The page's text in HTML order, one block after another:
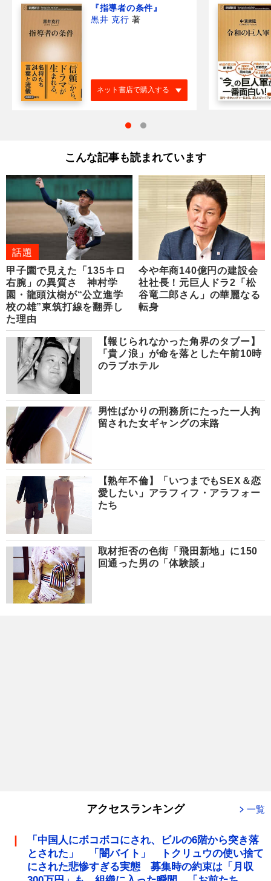
『指導者の条件』
黒井 克行 著
ネット書店で購入する
こんな記事も読まれています
話題
甲子園で見えた「135キロ
右腕」の異質さ 神村学
園・龍頭汰樹が“公立進学
校の雄”東筑打線を翻弄し
た理由
今や年商140億円の建設会
社社長！元巨人ドラ2「松
谷竜二郎さん」の華麗なる
転身
【報じられなかった角界のタブー】
「貴ノ浪」が命を落とした午前10時
のラブホテル
男性ばかりの刑務所にたった一人拘
留された女ギャングの末路
【熟年不倫】「いつまでもSEX＆恋
愛したい」アラフィフ・アラフォー
たち
取材拒否の色街「飛田新地」に150
回通った男の「体験談」
アクセスランキング 一覧
「中国人にボコボコにされ、ビルの6階から突き落
とされた」 「闇バイト」 トクリュウの使い捨て
にされた悲惨すぎる実態 募集時の約束は「月収